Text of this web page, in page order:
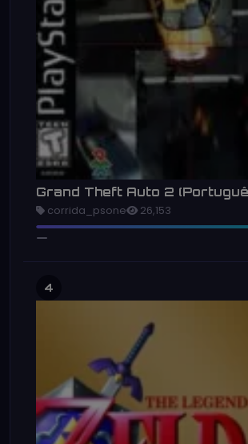
Grand Theft Auto 2
corrida_psone 26,153
4